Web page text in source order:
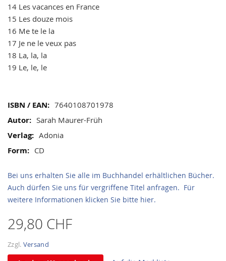
14 Les vacances en France
15 Les douze mois
16 Me te le la
17 Je ne le veux pas
18 La, la, la
19 Le, le, le
Mehr
Informationen
7640108701978
Sarah Maurer-Früh
Adonia
CD
Bei uns erhalten Sie alle im Buchhandel erhältlichen Bücher.
Auch dürfen Sie uns für vergriffene Titel anfragen. Für
weitere Informationen klicken Sie bitte hier.
29,80 CHF
Zzgl. Versand